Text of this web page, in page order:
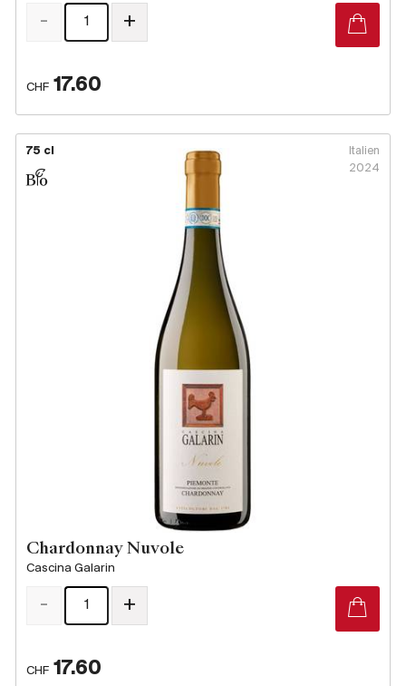
CHF 17.60
- +
75 cl
Italien
2024
Chardonnay Nuvole
Cascina Galarin
CHF 17.60
- +